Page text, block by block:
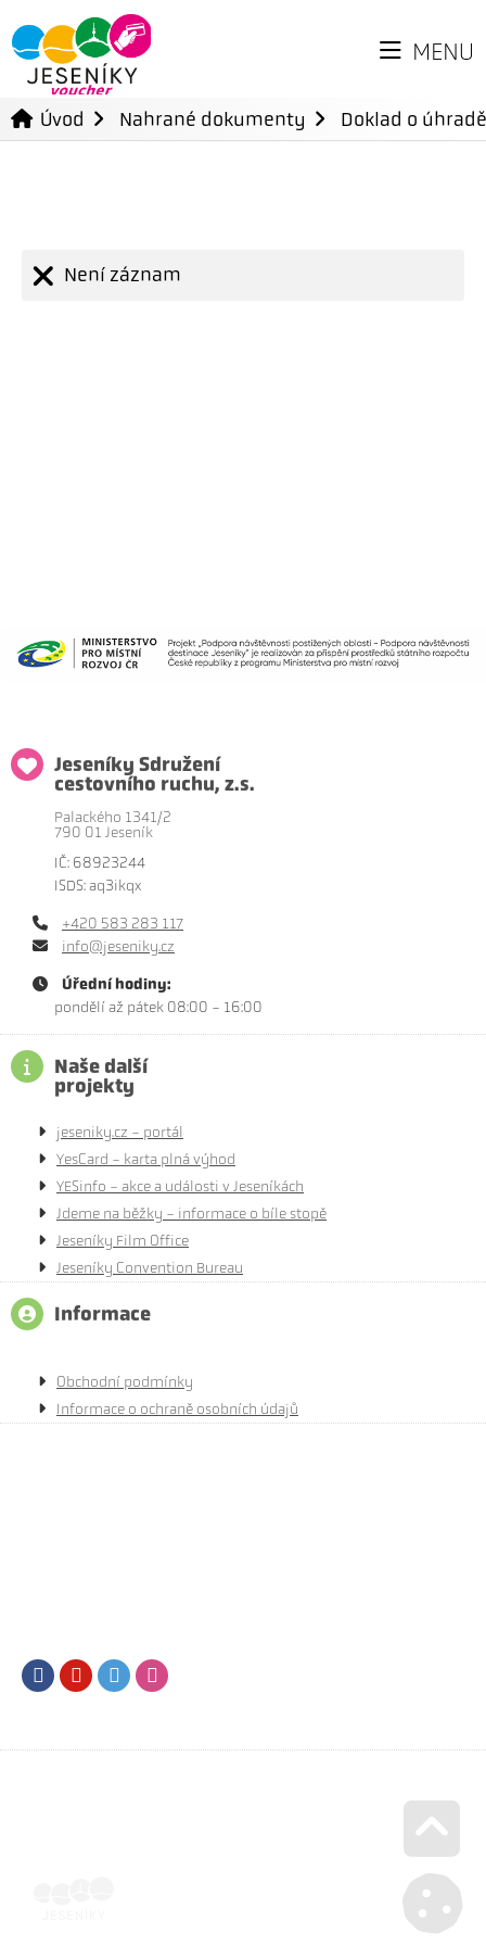
MENU
Úvod Nahrané dokumenty Doklad o
Není záznam
Jeseníky Sdružení
cestovního ruchu, z.s.
Palackého 1341/2
790 01 Jeseník
IČ: 68923244
ISDS: aq3ikqx
+420 583 283 117
info@jeseniky.cz
Úřední hodiny:
pondělí až pátek 08:00 - 16:00
Naše další
projekty
jeseniky.cz - portál
YesCard - karta plná výhod
YESinfo - akce a události v Jeseníkách
Jdeme na běžky - informace o bíle stopě
Jeseníky Film Office
Jeseníky Convention Bureau
Informace
Obchodní podmínky
Informace o ochraně osobních údajů
FacebookYoutubeTwitter
Go